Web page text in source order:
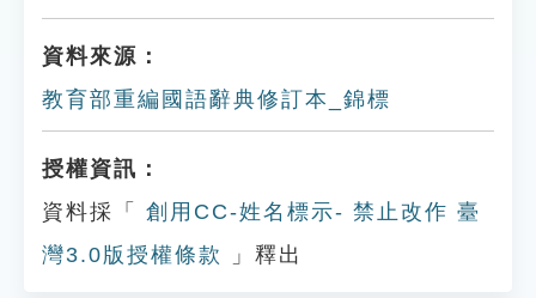
資料來源：
教育部重編國語辭典修訂本_錦標
授權資訊：
資料採「
創用CC-姓名標示- 禁止改作 臺
灣3.0版授權條款
」釋出